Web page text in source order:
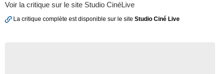
Voir la critique sur le site Studio CinéLive
La critique complète est disponible sur le site Studio Ciné Live